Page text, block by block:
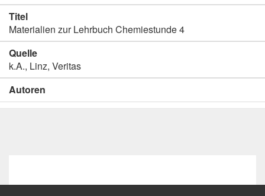
Titel
Materialien zur Lehrbuch Chemiestunde 4
Quelle
k.A., Linz, Veritas
Autoren